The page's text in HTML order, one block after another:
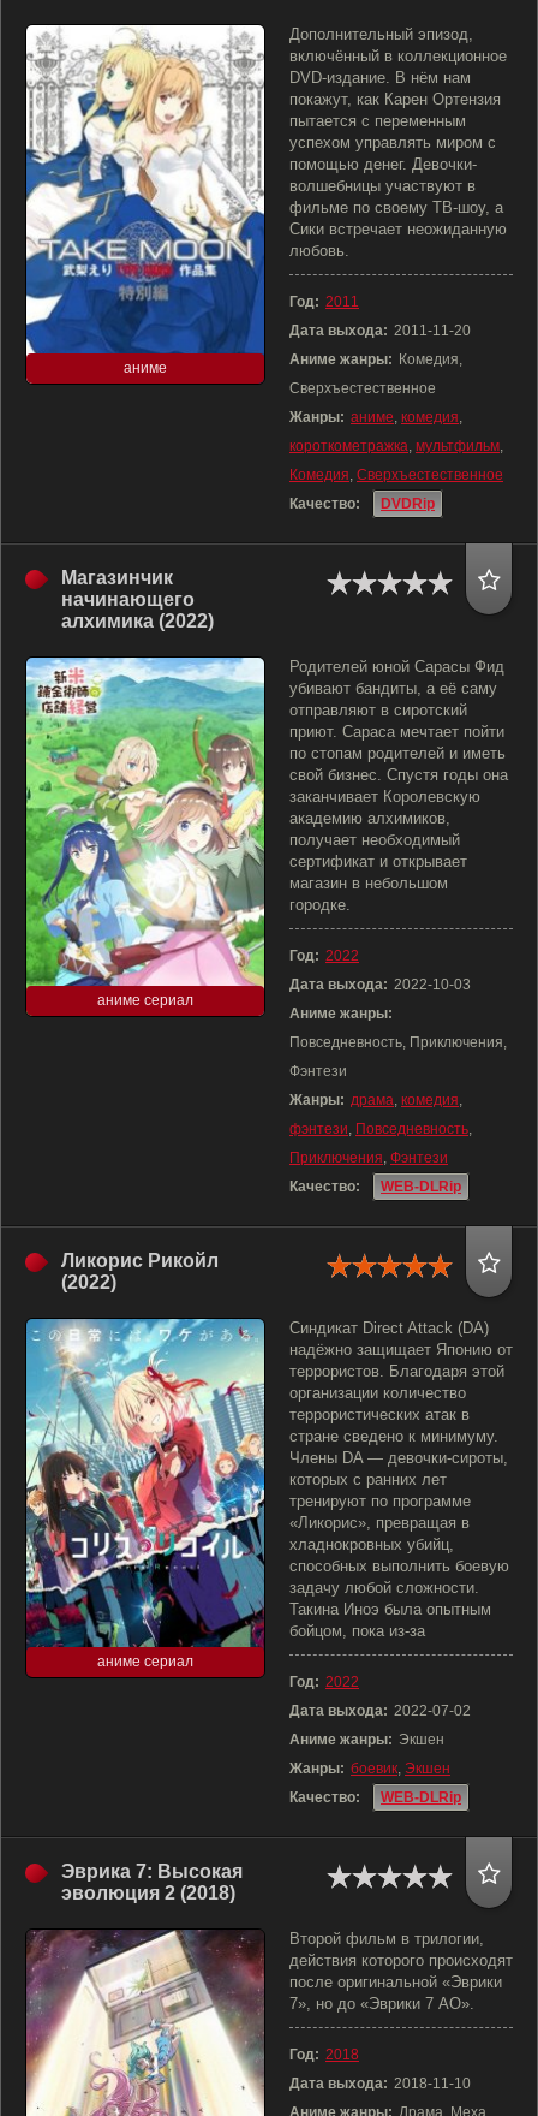
аниме
Дополнительный эпизод,
включённый в коллекционное
DVD-издание. В нём нам
покажут, как Карен Ортензия
пытается с переменным
успехом управлять миром с
помощью денег. Девочки-
волшебницы участвуют в
фильме по своему ТВ-шоу, а
Сики встречает неожиданную
любовь.
Год: 2011
Дата выхода: 2011-11-20
Аниме жанры: Комедия,
Сверхъестественное
Жанры: аниме, комедия,
короткометражка, мультфильм,
Комедия, Сверхъестественное
Качество:
DVDRip
Магазинчик
начинающего
алхимика (2022)
аниме сериал
Родителей юной Сарасы Фид
убивают бандиты, а её саму
отправляют в сиротский
приют. Сараса мечтает пойти
по стопам родителей и иметь
свой бизнес. Спустя годы она
заканчивает Королевскую
академию алхимиков,
получает необходимый
сертификат и открывает
магазин в небольшом
городке.
Год: 2022
Дата выхода: 2022-10-03
Аниме жанры:
Повседневность, Приключения,
Фэнтези
Жанры: драма, комедия,
фэнтези, Повседневность,
Приключения, Фэнтези
Качество:
WEB-DLRip
Ликорис Рикойл
(2022)
аниме сериал
Синдикат Direct Attack (DA)
надёжно защищает Японию от
террористов. Благодаря этой
организации количество
террористических атак в
стране сведено к минимуму.
Члены DA — девочки-сироты,
которых с ранних лет
тренируют по программе
«Ликорис», превращая в
хладнокровных убийц,
способных выполнить боевую
задачу любой сложности.
Такина Иноэ была опытным
бойцом, пока из-за
Год: 2022
Дата выхода: 2022-07-02
Аниме жанры: Экшен
Жанры: боевик, Экшен
Качество:
WEB-DLRip
Эврика 7: Высокая
эволюция 2 (2018)
Второй фильм в трилогии,
действия которого происходят
после оригинальной «Эврики
7», но до «Эврики 7 АО».
Год: 2018
Дата выхода: 2018-11-10
Аниме жанры: Драма, Меха,